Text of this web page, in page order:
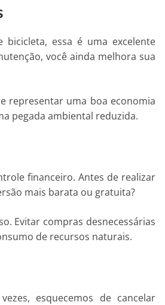
essa é uma excelente
você ainda melhora sua
representar uma boa economia
pegada ambiental reduzida.
financeiro. Antes de realizar
mais barata ou gratuita?
Evitar compras desnecessárias
de recursos naturais.
esquecemos de cancelar